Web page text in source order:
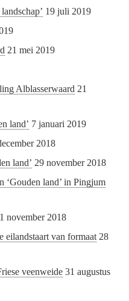
19 juli 2019
21 mei 2019
Alblasserwaard 21
land’ 7 januari 2019
2018
land’ 29 november 2018
‘Gouden land’ in Pingjum
1 november 2018
eilandstaart van formaat 28
veenweide 31 augustus